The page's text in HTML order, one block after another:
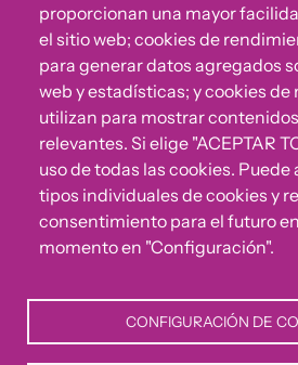
¿Algo no va bien?
Puedes reportar incumplimientos
otras irregularidades que detectes
Canal de
proporcionan una mayor
el sitio web; cookies de
para generar datos agregados
web y estadísticas; y cookies
utilizan para mostrar
relevantes. Si elige "ACEPTAR
uso de todas las cookies.
tipos individuales de cookies y
consentimiento para el futuro
momento en "Configuración".
CONFIGURACIÓN DE